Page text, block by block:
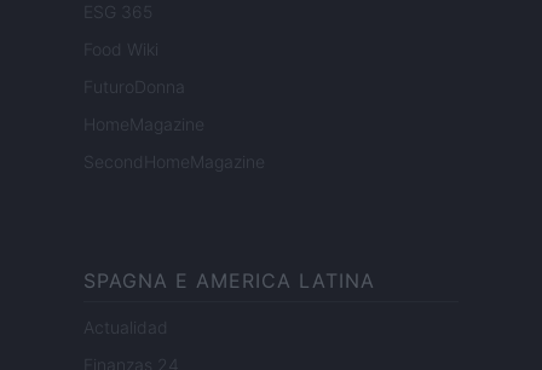
ESG 365
Food Wiki
FuturoDonna
HomeMagazine
SecondHomeMagazine
SPAGNA E AMERICA LATINA
Actualidad
Finanzas 24